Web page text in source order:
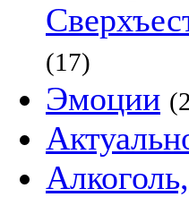
(17)
Эмоции